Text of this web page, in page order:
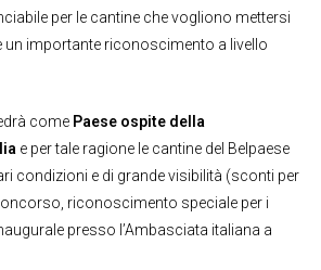
per le cantine che vogliono mettersi
un importante riconoscimento a livello
come Paese ospite della
e per tale ragione le cantine del Belpaese
condizioni e di grande visibilità (sconti per
riconoscimento speciale per i
presso l’Ambasciata italiana a